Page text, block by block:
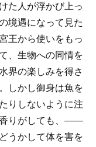
た人が浮かび上っ
境遇になって見た
王から使いをもっ
、生物への同情を
界の楽しみを得さ
しかし御身は魚を
りしないように注
りがしても、――
うかして体を害を